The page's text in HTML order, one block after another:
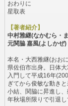
おわりに
星取表
【著者紹介】
中村雅継(なかむら・
元関脇 嘉風(よしかぜ)
本名・大西雅継(おお
県佐伯市出身。日体
入門して平成16年
ぎてから俊敏な動き
小結、関脇に昇進し
年秋場所限りで引退し